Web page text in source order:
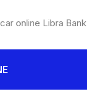
online Libra Bank